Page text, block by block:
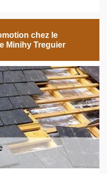
chez le
Minihy Treguier